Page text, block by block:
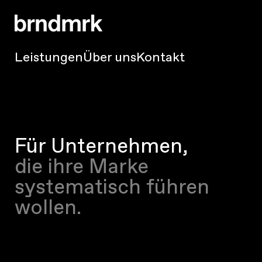
LeistungenÜber unsKontakt
Für Unternehmen,
die ihre Marke
systematisch führen
wollen.